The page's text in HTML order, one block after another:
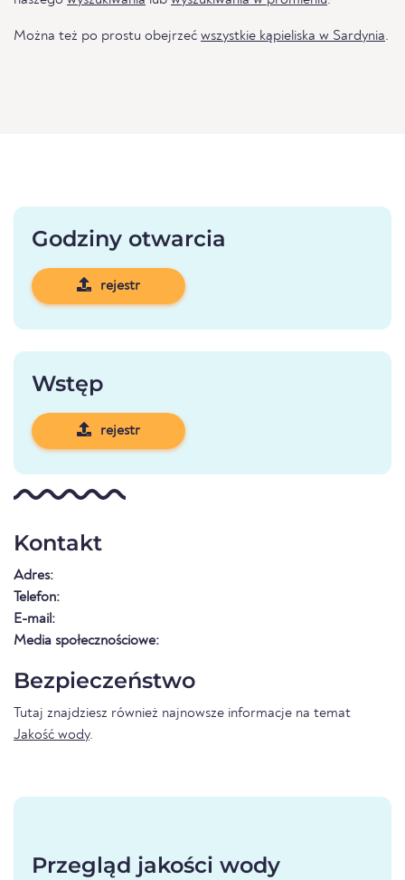
Można też po prostu obejrzeć wszystkie kąpieliska w Sardynia.
Godziny otwarcia
rejestr
Wstęp
rejestr
Kontakt
Adres:
Telefon:
E-mail:
Media społecznościowe:
Bezpieczeństwo
Tutaj znajdziesz również najnowsze informacje na temat
Jakość wody.
Przegląd jakości wody